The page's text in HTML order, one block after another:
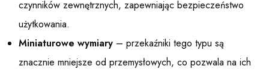
czynników zewnętrznych, zapewniając bezpieczeństwo
użytkowania.
Miniaturowe wymiary – przekaźniki tego typu są
znacznie mniejsze od przemysłowych, co pozwala na ich